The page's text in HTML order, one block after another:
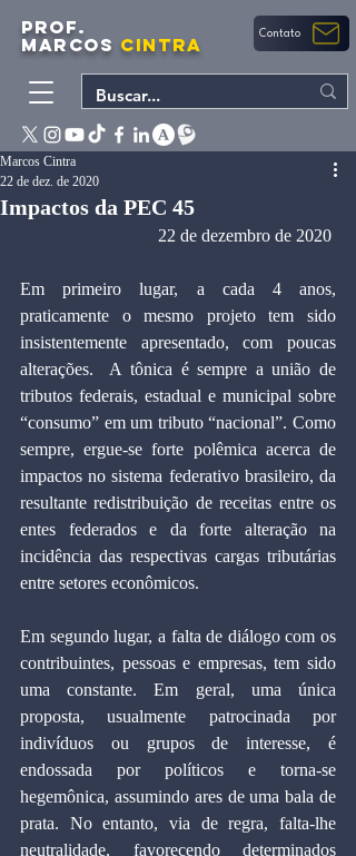
PROF.
MARCOS CINTRA Contato
Impactos da PEC 45
Marcos Cintra
22 de dez. de 2020
22 de dezembro de 2020
Em primeiro lugar, a cada 4 anos,
praticamente o mesmo projeto tem sido
insistentemente apresentado, com poucas
alterações.  A tônica é sempre a união de
tributos federais, estadual e municipal sobre
“consumo” em um tributo “nacional”. Como
sempre, ergue-se forte polêmica acerca de
impactos no sistema federativo brasileiro, da
resultante redistribuição de receitas entre os
entes federados e da forte alteração na
incidência das respectivas cargas tributárias
entre setores econômicos.
Em segundo lugar, a falta de diálogo com os
contribuintes, pessoas e empresas, tem sido
uma constante. Em geral, uma única
proposta, usualmente patrocinada por
indivíduos ou grupos de interesse, é
endossada por políticos e torna-se
hegemônica, assumindo ares de uma bala de
prata. No entanto, via de regra, falta-lhe
neutralidade, favorecendo determinados